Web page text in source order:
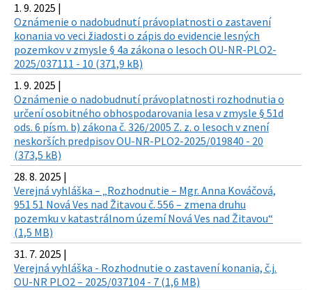
1. 9. 2025 |
Oznámenie o nadobudnutí právoplatnosti o zastavení
konania vo veci žiadosti o zápis do evidencie lesných
pozemkov v zmysle § 4a zákona o lesoch OU-NR-PLO2-
2025/037111 - 10 (371,9 kB)
1. 9. 2025 |
Oznámenie o nadobudnutí právoplatnosti rozhodnutia o
určení osobitného obhospodarovania lesa v zmysle § 51d
ods. 6 písm. b) zákona č. 326/2005 Z. z. o lesoch v znení
neskorších predpisov OU-NR-PLO2-2025/019840 - 20
(373,5 kB)
28. 8. 2025 |
Verejná vyhláška – „Rozhodnutie – Mgr. Anna Kováčová,
951 51 Nová Ves nad Žitavou č. 556 – zmena druhu
pozemku v katastrálnom území Nová Ves nad Žitavou“
(1,5 MB)
31. 7. 2025 |
Verejná vyhláška - Rozhodnutie o zastavení konania, č.j.
OU-NR PLO2 – 2025/037104 - 7 (1,6 MB)